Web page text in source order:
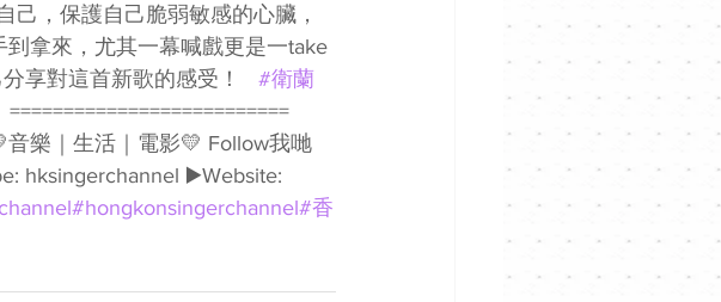
己，保護自己脆弱敏感的心臟，
拿來，尤其一幕喊戲更是一take
享對這首新歌的感受！ #衛蘭
==========================
音樂｜生活｜電影💛 Follow我哋
hksingerchannel ▶️Website:
#hongkonsingerchannel#香